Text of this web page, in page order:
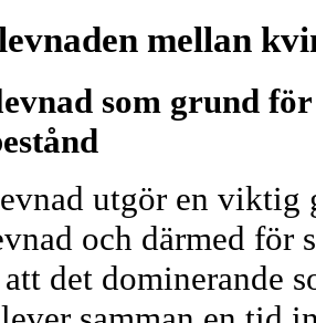
mellan
som grund
utgör en viktig
och därmed för
det dominerande